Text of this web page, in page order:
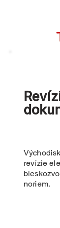
revízie
noriem.